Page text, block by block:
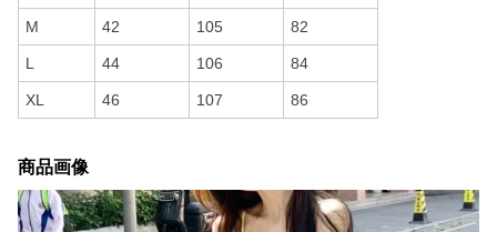
M 42 105 82
L 44 106 84
XL 46 107 86
商品画像